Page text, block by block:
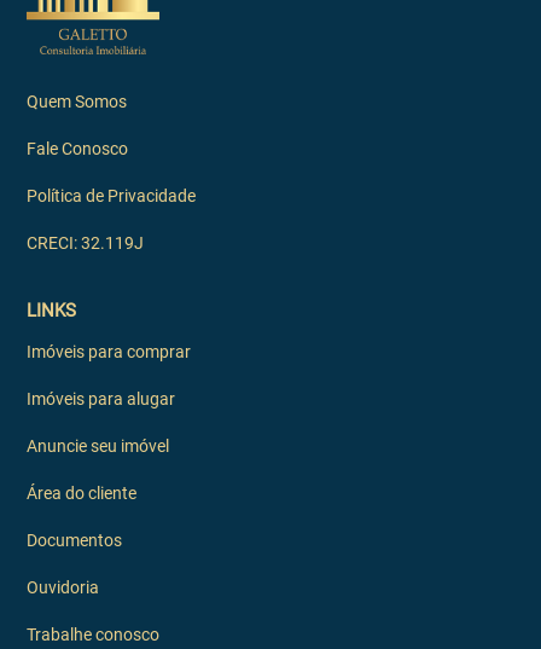
Quem Somos
Fale Conosco
Política de Privacidade
CRECI: 32.119J
LINKS
Imóveis para comprar
Imóveis para alugar
Anuncie seu imóvel
Área do cliente
Documentos
Ouvidoria
Trabalhe conosco